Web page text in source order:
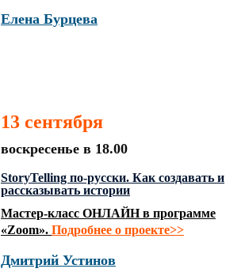
Елена Бурцева
13 сентября
воскресенье в 18.00
StoryTelling по-русски. Как создавать и
рассказывать истории
Мастер-класс ОНЛАЙН в программе
«Zoom». Подробнее о проекте>>
Дмитрий Устинов